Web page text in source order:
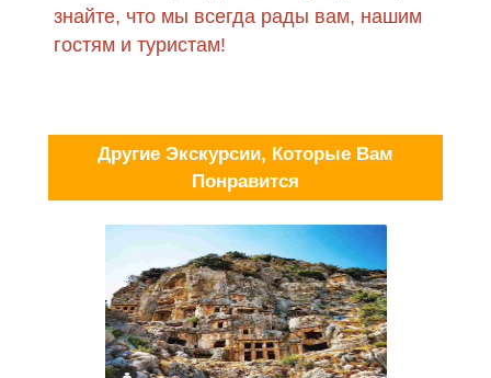
Другие Экскурсии, Которые Вам
Понравится
знайте, что мы всегда рады вам, нашим
гостям и туристам!